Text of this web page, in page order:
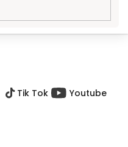
Tik Tok Youtube